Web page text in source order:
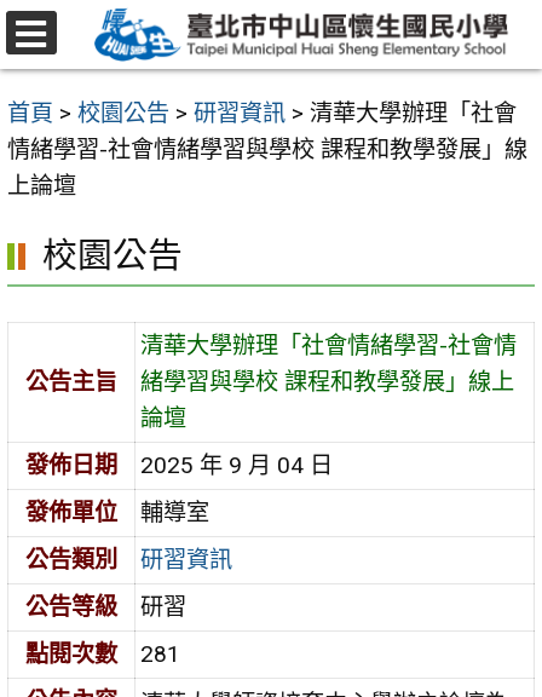
跳
至
要
內
容
首頁 > 校園公告 > 研習資訊 > 清華大學辦理「社會
情緒學習-社會情緒學習與學校 課程和教學發展」線
上論壇
校園公告
公告主旨
清華大學辦理「社會情緒學習-社會情
緒學習與學校 課程和教學發展」線上
論壇
發佈日期
2025 年 9 月 04 日
發佈單位
輔導室
公告類別
研習資訊
公告等級
研習
點閱次數
281
選
單